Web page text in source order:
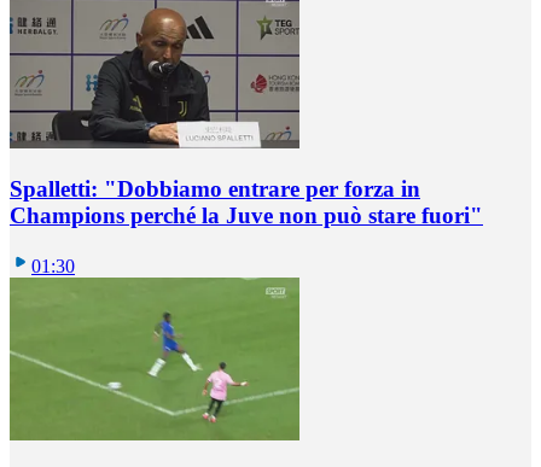
Spalletti: "Dobbiamo entrare per forza in
Champions perché la Juve non può stare fuori"
01:30